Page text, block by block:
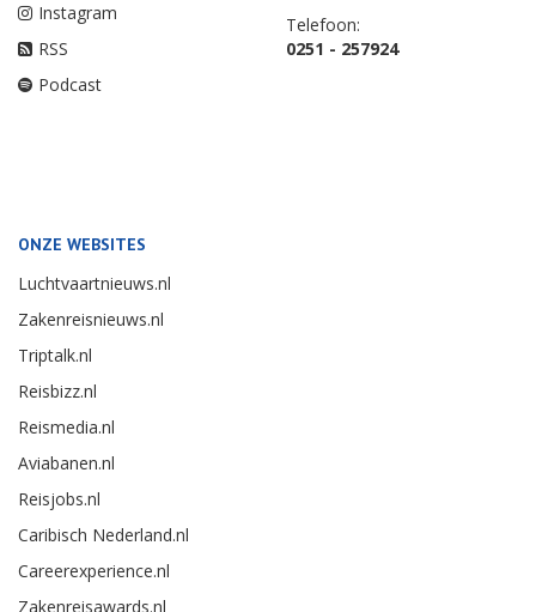
Instagram
RSS
Podcast
Telefoon:
0251 - 257924
ONZE WEBSITES
Luchtvaartnieuws.nl
Zakenreisnieuws.nl
Triptalk.nl
Reisbizz.nl
Reismedia.nl
Aviabanen.nl
Reisjobs.nl
Caribisch Nederland.nl
Careerexperience.nl
Zakenreisawards.nl